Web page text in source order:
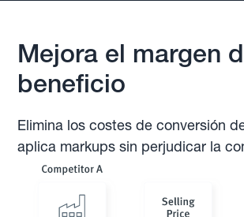
Mejora el margen
beneficio
Elimina los costes de conversión
aplica markups sin perjudicar la